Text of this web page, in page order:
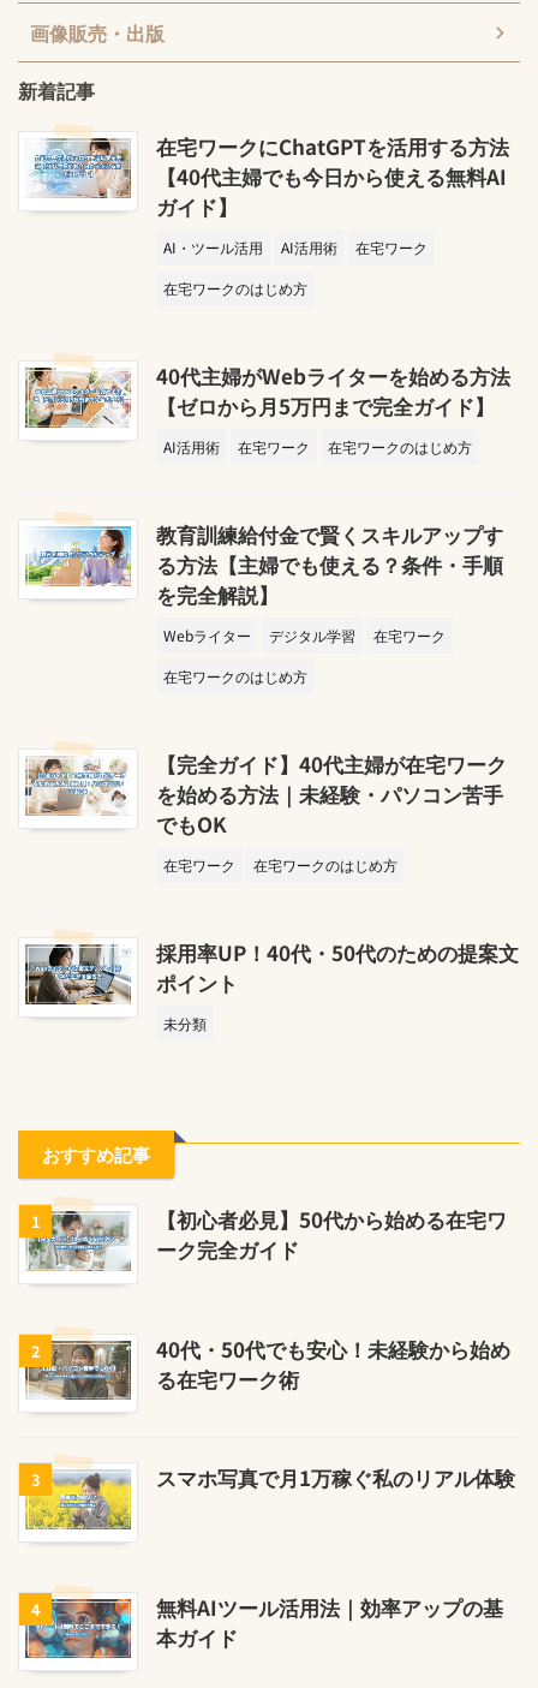
画像販売・出版
新着記事
在宅ワークにChatGPTを活用する方法
【40代主婦でも今日から使える無料AI
ガイド】
AI・ツール活用 AI活用術
在宅ワーク
在宅ワークのはじめ方
40代主婦がWebライターを始める方法
【ゼロから月5万円まで完全ガイド】
AI活用術 在宅ワーク 在宅ワークのはじめ方
教育訓練給付金で賢くスキルアップす
る方法【主婦でも使える？条件・手順
を完全解説】
Webライター デジタル学習
在宅ワーク
在宅ワークのはじめ方
【完全ガイド】40代主婦が在宅ワーク
を始める方法｜未経験・パソコン苦手
でもOK
在宅ワーク 在宅ワークのはじめ方
採用率UP！40代・50代のための提案文
ポイント
未分類
おすすめ記事
1
【初心者必見】50代から始める在宅ワ
ーク完全ガイド
2
40代・50代でも安心！未経験から始め
る在宅ワーク術
3 スマホ写真で月1万稼ぐ私のリアル体験
4
無料AIツール活用法｜効率アップの基
本ガイド